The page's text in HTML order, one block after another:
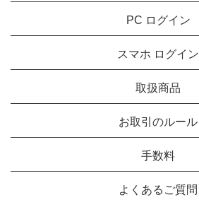
PC ログイン
スマホ ログイン
取扱商品
お取引のルール
手数料
よくあるご質問